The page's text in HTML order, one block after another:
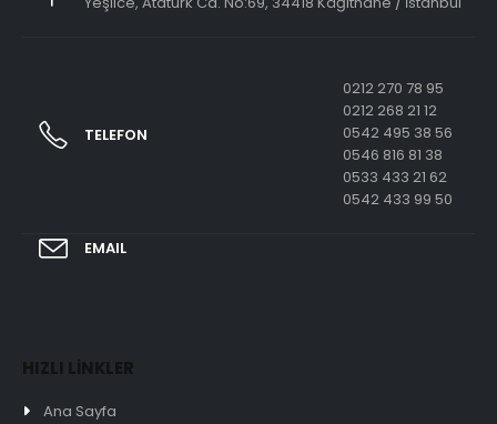
TELEFON
0212 270 78 95
0212 268 21 12
0542 495 38 56
0546 816 81 38
0533 433 21 62
0542 433 99 50
EMAIL
HIZLI LİNKLER
Ana Sayfa